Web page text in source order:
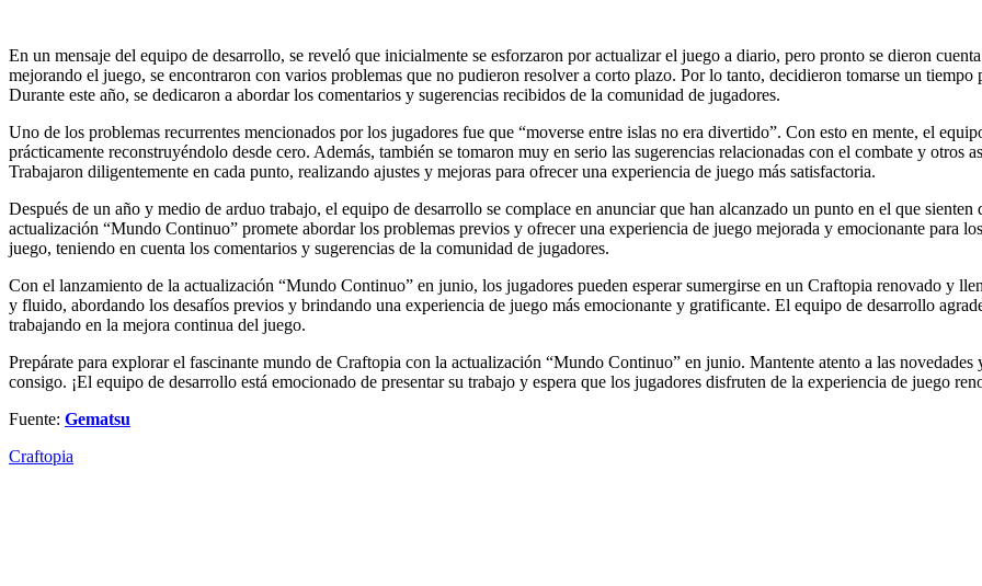
En un mensaje del equipo de desarrollo, se reveló que inicialmente se esforzaron por actualizar el juego a diario, pero pronto se dieron
mejorando el juego, se encontraron con varios problemas que no pudieron resolver a corto plazo. Por lo tanto, decidieron tomarse un
Durante este año, se dedicaron a abordar los comentarios y sugerencias recibidos de la comunidad de jugadores.
Uno de los problemas recurrentes mencionados por los jugadores fue que “moverse entre islas no era divertido”. Con esto en mente, el
prácticamente reconstruyéndolo desde cero. Además, también se tomaron muy en serio las sugerencias relacionadas con el combate y otros
Trabajaron diligentemente en cada punto, realizando ajustes y mejoras para ofrecer una experiencia de juego más satisfactoria.
Después de un año y medio de arduo trabajo, el equipo de desarrollo se complace en anunciar que han alcanzado un punto en el que
actualización “Mundo Continuo” promete abordar los problemas previos y ofrecer una experiencia de juego mejorada y emocionante para
juego, teniendo en cuenta los comentarios y sugerencias de la comunidad de jugadores.
Con el lanzamiento de la actualización “Mundo Continuo” en junio, los jugadores pueden esperar sumergirse en un Craftopia renovado y
y fluido, abordando los desafíos previos y brindando una experiencia de juego más emocionante y gratificante. El equipo de desarrollo
trabajando en la mejora continua del juego.
Prepárate para explorar el fascinante mundo de Craftopia con la actualización “Mundo Continuo” en junio. Mantente atento a las
consigo. ¡El equipo de desarrollo está emocionado de presentar su trabajo y espera que los jugadores disfruten de la experiencia de juego
Fuente: Gematsu
Craftopia